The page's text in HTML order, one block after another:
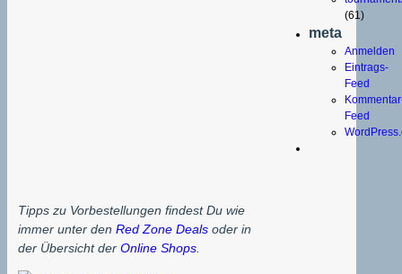
Tipps zu Vorbestellungen findest Du wie
immer unter den Red Zone Dealsoder in
der Übersicht der Online Shops.
(61)
meta
Anmelden
Eintrags-
Feed
Feed